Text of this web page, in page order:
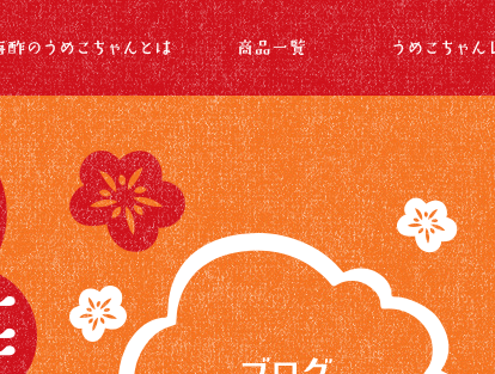
店内仕込みの梅酢のピクルス好評販売中